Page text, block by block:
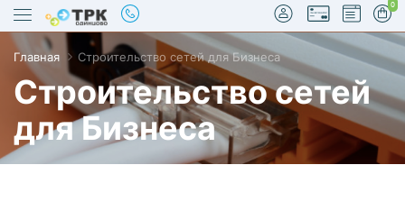
0
Главная Строительство сетей для Бизнеса
Строительство сетей
для Бизнеса